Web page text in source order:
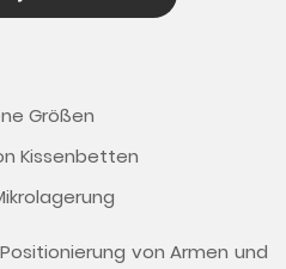
Größen
Kissenbetten
von Armen und